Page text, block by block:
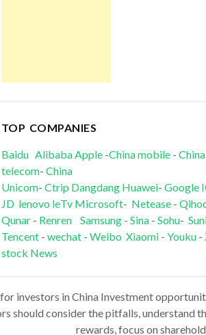
TOP COMPANIES
Baidu AlibabaApple-China mobile- China
telecom- China
Unicom- Ctrip Dangdang Huawei- Google
JD lenovo leTv Microsoft- Netease-
Qunar- Renren Samsung- Sina- Sohu-
Tencent- wechat - Weibo Xiaomi- Youku -
stock News
for investors in China Investment
should consider the pitfalls, understand
rewards, focus on